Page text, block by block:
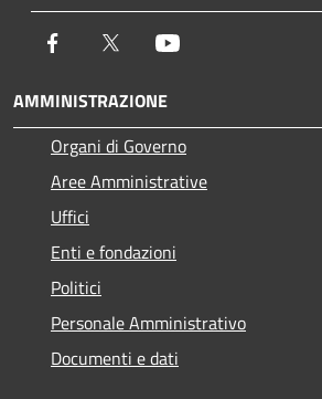
Facebook Twitter
AMMINISTRAZIONE
Organi di Governo
Aree Amministrative
Uffici
Enti e fondazioni
Politici
Personale Amministrativo
Documenti e dati